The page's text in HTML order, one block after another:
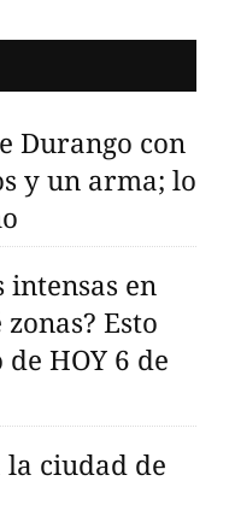
Durango con
y un arma; lo
intensas en
Esto
HOY 6 de
ciudad de